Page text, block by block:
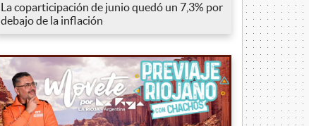
La coparticipación de junio quedó un 7,3% por
debajo de la inflación